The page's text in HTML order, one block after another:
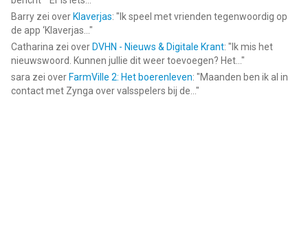
Barry zei over Klaverjas: " Ik speel met vrienden tegenwoordig op
de app ‘Klaverjas... "
Catharina zei over DVHN - Nieuws & Digitale Krant: " Ik mis het
nieuwswoord. Kunnen jullie dit weer toevoegen? Het... "
sara zei over FarmVille 2: Het boerenleven: "Maanden ben ik al in
contact met Zynga over valsspelers bij de... "